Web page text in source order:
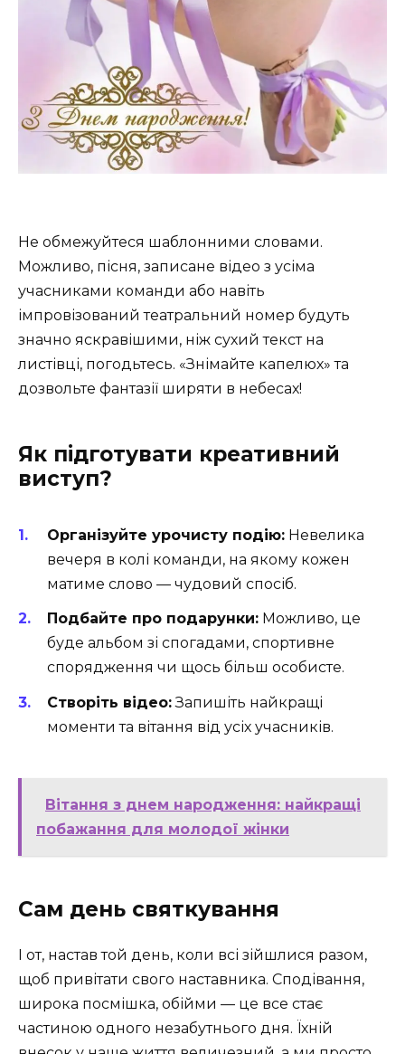
Не обмежуйтеся шаблонними словами.
Можливо, пісня, записане відео з усіма
учасниками команди або навіть
імпровізований театральний номер будуть
значно яскравішими, ніж сухий текст на
листівці, погодьтесь. «Знімайте капелюх» та
дозвольте фантазії ширяти в небесах!
Як підготувати креативний
виступ?
Організуйте урочисту подію: Невелика
вечеря в колі команди, на якому кожен
матиме слово — чудовий спосіб.
Подбайте про подарунки: Можливо, це
буде альбом зі спогадами, спортивне
спорядження чи щось більш особисте.
Створіть відео:Запишіть найкращі
моменти та вітання від усіх учасників.
Вітання з днем народження: найкращі
побажання для молодої жінки
Сам день святкування
І от, настав той день, коли всі зійшлися разом,
щоб привітати свого наставника. Сподівання,
широка посмішка, обійми — це все стає
частиною одного незабутнього дня. Їхній